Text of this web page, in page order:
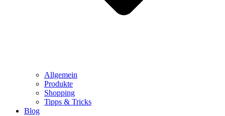
Allgemein
Produkte
Shopping
Tipps & Tricks
Blog